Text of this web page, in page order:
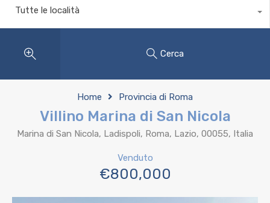
Tutte le località
Cerca
Home Provincia di Roma
Villino Marina di San Nicola
Marina di San Nicola, Ladispoli, Roma, Lazio, 00055, Italia
Venduto
€800,000